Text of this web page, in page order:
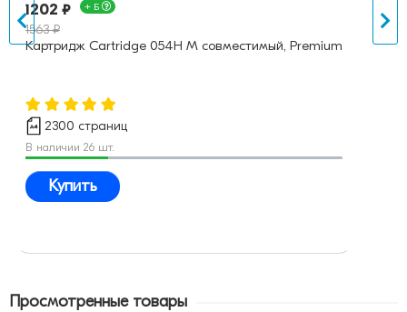
1202 ₽ + Б
1563 ₽
Картридж Cartridge 054H M совместимый, Premium
2300 страниц
В наличии 26 шт.
Купить
Просмотренные товары